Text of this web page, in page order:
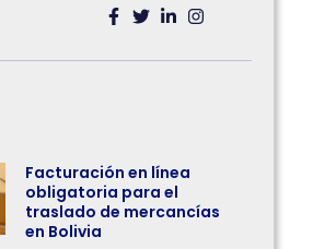
Facturación en línea
obligatoria para el
traslado de mercancías
en Bolivia